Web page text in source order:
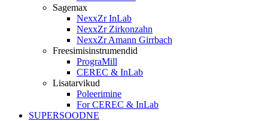
Sagemax
NexxZr InLab
NexxZr Zirkonzahn
NexxZr Amann Girrbach
Freesimisinstrumendid
PrograMill
CEREC & InLab
Lisatarvikud
Poleerimine
For CEREC & InLab
SUPERSOODNE